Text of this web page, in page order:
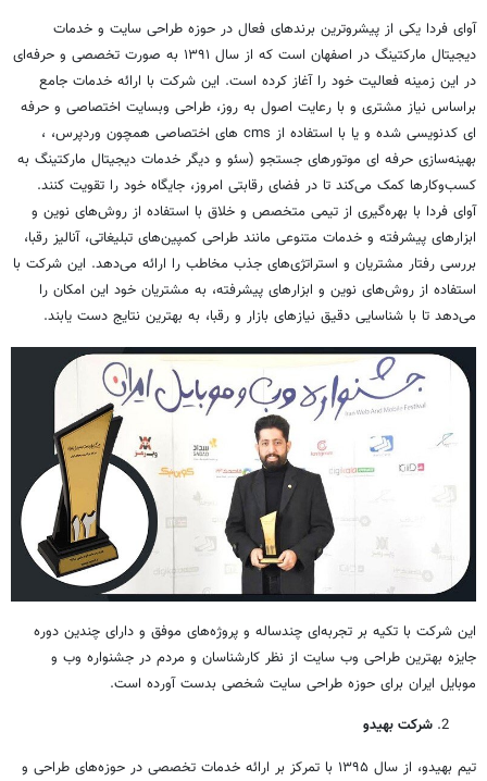
آوای فردا یکی از پیشروترین برندهای فعال در حوزه طراحی سایت و خدمات
دیجیتال مارکتینگ در اصفهان است که از سال ۱۳۹۱ به صورت تخصصی و حرفه‌ای
در این زمینه فعالیت خود را آغاز کرده است. این شرکت با ارائه خدمات جامع
براساس نیاز مشتری و با رعایت اصول به روز، طراحی وبسایت اختصاصی و حرفه
ای کدنویسی شده و یا با استفاده از cms های اختصاصی همچون وردپرس، ،
بهینه‌سازی حرفه ای موتورهای جستجو (سئو و دیگر خدمات دیجیتال مارکتینگ به
کسب‌وکارها کمک می‌کند تا در فضای رقابتی امروز، جایگاه خود را تقویت کنند.
آوای فردا با بهره‌گیری از تیمی متخصص و خلاق با استفاده از روش‌های نوین و
ابزارهای پیشرفته و خدمات متنوعی مانند طراحی کمپین‌های تبلیغاتی، آنالیز رقبا،
بررسی رفتار مشتریان و استراتژی‌های جذب مخاطب را ارائه می‌دهد. این شرکت با
استفاده از روش‌های نوین و ابزارهای پیشرفته، به مشتریان خود این امکان را
می‌دهد تا با شناسایی دقیق نیازهای بازار و رقبا، به بهترین نتایج دست یابند.
این شرکت با تکیه بر تجربه‌ای چندساله و پروژه‌های موفق و دارای چندین دوره
جایزه بهترین طراحی وب سایت از نظر کارشناسان و مردم در جشنواره وب و
موبایل ایران برای حوزه طراحی سایت شخصی بدست آورده است.
شرکت بهیدو
تیم بهیدو، از سال ۱۳۹۵ با تمرکز بر ارائه خدمات تخصصی در حوزه‌های طراحی و